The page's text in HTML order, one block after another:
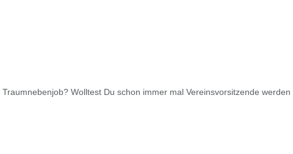
Wolltest Du schon immer mal Vereinsvorsitzende